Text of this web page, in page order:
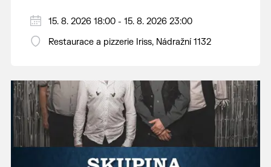
15. 8. 2026 18:00 - 15. 8. 2026 23:00
Restaurace a pizzerie Iriss, Nádražní 1132